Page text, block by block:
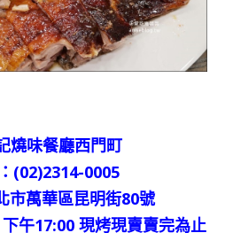
燒味餐廳西門町
(02)2314-0005
市萬華區昆明街80號
午17:00 現烤現賣賣完為止